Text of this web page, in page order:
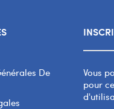
De
Vous
pour